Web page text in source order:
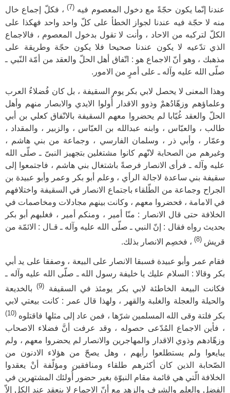
عندنا إنّما يكون حجّةً مع دخول المعصوم فيه (7)
، فكلّ إجماع خال
منه لا حجّة فيه عندنا لجواز الخطأ على كلّ واحد واحد فهكذا على
الكلّ لتركبه من الاحاد ، وأنت لا تقول بدخول المعصوم ، فالاجماع
الذي تدّعيه لا يكون عندنا صحيحا فلا يكون حجّة وطريقة على
مذهبك ، وهو أنّ الاجماع هو : اتّفاق أهل الحلّ والعقد من أمّة النّبي ـ
صلّى الله عليه وآله ـ على أمرٍ من الامور.
وهذا المعنى لا يحصل لابي بكر يوم السقيفة ، بل كان فُضلاءُ العرب
وعلماؤهم وزهّادُهمْ وذوو الاقدار أُولوا الايدي والابصار منهم وأهل
الحلّ والعقد غُيّابا لم يحضروا معهم السقيفة بالاتّفاق كعلي بن أبي
طالب ، والعبّاس ، وابنه عبدالله بن العبّاس ، والزبير ، والمقداد ،
وعمّار ، وأبي ذر ، وسلمان الفارسي ، وجماعة من بني هاشم ،
وغيرهم من الصحابة لانّهم كانوا مشتغلين بتجهيز النبىّ ـ صلّى الله
عليه وآله ـ فرأى الانصار فرصةً باشتغال بني هاشم ، فاجتمعوا إلى
سقيفة بني ساعدة لاجالة الرأي ، وعلم أبو بكر وعمر وأبو عبيدة بن
الجراح وجماعة من الطّلقاء باجتماع الانصار في السقيفة واختلافهم
في الامامة ، فحضروا معهم ، وكانت بينهم مجادلات ومخاصمات في
الخلافة حتى قال الانصار : منّا أمير ، ومنكم أمير ، فغلبهم أبو بكر
بحديث رواه فقال : إنّ النبي ـ صلّى الله عليه وآله ـ‍ قـال : الائمّة من
قريش (8) ، فخصِم الانصار بذلك.
فقام عمر وأبو عبيدة فسبقا الانصار على البيعة ، وصفقا على يد أبي
بكر وقالا : السلام عليك يا خليفة رسول الله ـ صلّى الله عليه وآله ـ
فكانت البيعة الخاطئة لابي بكر يومئذ في السقيفة (9)
بالخديعة
والحيلة والعجلة والغلبة والقهر ، ولهذا قال عمر : كانت بيعتي لابي
بكر فلتة وقى الله المسلمين شرّها ، فمن عاد إلى مثلها فاقتلوه (10)
، فأين الاجماع المُدّعى حصوله ، وقد عرفت أنَّ فضلاء الاصحاب
وزهّادهم وذوي الاقدار والمهاجرين والانصار لم يحضروا معهم ، ولم
يبايعوا ولم يستطلعوا رأيهم ، وهل يصحّ من هؤلاء الادنون من
الصّحابة الذين كان أكثرهم طلقاء ومنافقين ومؤلّفة أنْ يعقدوا
الخلافة الّتي هي قائمة مقام النبوّة بغير حضور أُولئك المشتهرين في
الفضل والعلم والشرف والزهد مع أنّ الاجماع لا ينعقد عند الكل إلاّ